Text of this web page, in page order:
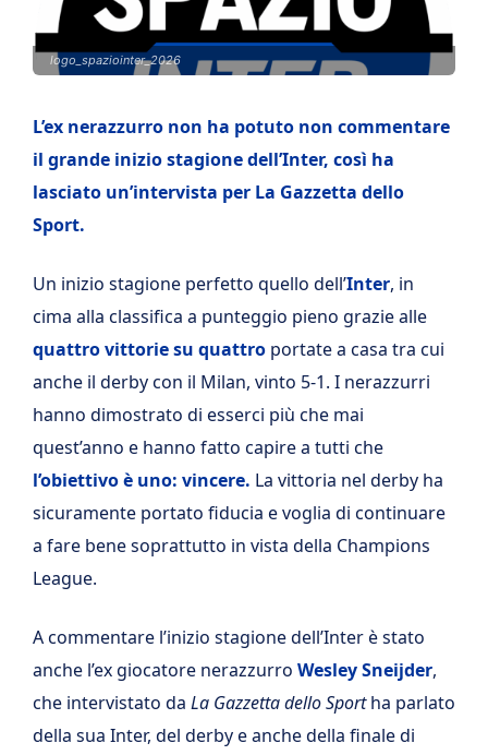
logo_spaziointer_2026
L’ex nerazzurro non ha potuto non commentare
il grande inizio stagione dell’Inter, così ha
lasciato un’intervista per La Gazzetta dello
Sport.
Un inizio stagione perfetto quello dell’Inter, in
cima alla classifica a punteggio pieno grazie alle
quattro vittorie su quattro portate a casa tra cui
anche il derby con il Milan, vinto 5-1. I nerazzurri
hanno dimostrato di esserci più che mai
quest’anno e hanno fatto capire a tutti che
l’obiettivo è uno: vincere. La vittoria nel derby ha
sicuramente portato fiducia e voglia di continuare
a fare bene soprattutto in vista della Champions
League.
A commentare l’inizio stagione dell’Inter è stato
anche l’ex giocatore nerazzurro Wesley Sneijder,
che intervistato da La Gazzetta dello Sportha parlato
della sua Inter, del derby e anche della finale di